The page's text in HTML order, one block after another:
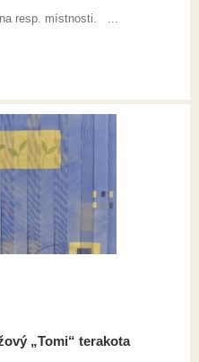
resp. místnosti. ...
„Tomi“ terakota